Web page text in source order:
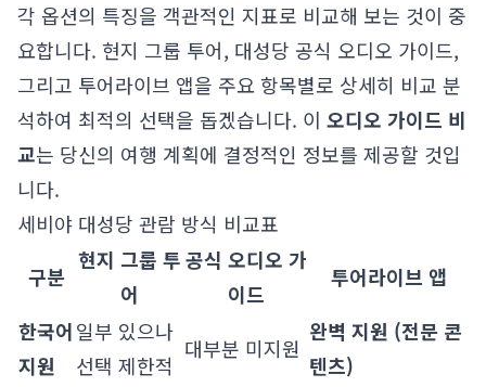
각 옵션의 특징을 객관적인 지표로 비교해 보는 것이 중
요합니다. 현지 그룹 투어, 대성당 공식 오디오 가이드,
그리고 투어라이브 앱을 주요 항목별로 상세히 비교 분
석하여 최적의 선택을 돕겠습니다. 이 오디오 가이드 비
교는 당신의 여행 계획에 결정적인 정보를 제공할 것입
니다.
세비야 대성당 관람 방식 비교표
구분
현지 그룹 투
어
공식 오디오 가
이드
투어라이브 앱
한국어
지원
일부 있으나
선택 제한적
대부분 미지원
완벽 지원 (전문 콘
텐츠)